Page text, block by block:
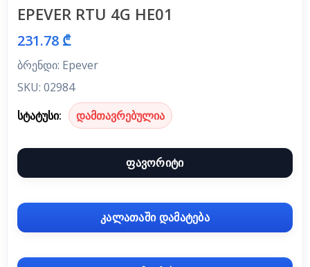
EPEVER RTU 4G HE01
231.78 ₾
ბრენდი: Epever
SKU: 02984
სტატუსი:
დამთავრებულია
ფავორიტი
კალათაში დამატება